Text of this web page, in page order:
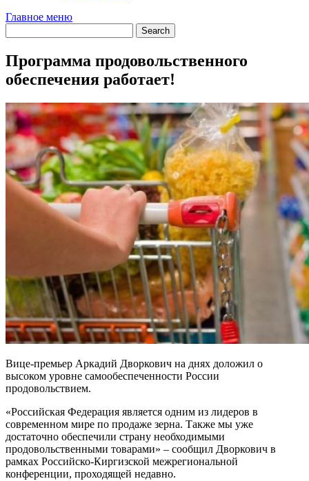
Главное меню
Программа продовольственного
обеспечения работает!
Вице-премьер Аркадий Дворкович на днях доложил о
высоком уровне самообеспеченности России
продовольствием.
«Российская Федерация является одним из лидеров в
современном мире по продаже зерна. Также мы уже
достаточно обеспечили страну необходимыми
продовольственными товарами» – сообщил Дворкович в
рамках Российско-Киргизской межрегиональной
конференции, проходящей недавно.